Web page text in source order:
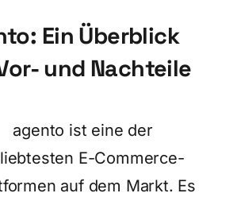
Ein Überblick
und Nachteile
agento ist eine der
E-Commerce-
auf dem Markt. Es